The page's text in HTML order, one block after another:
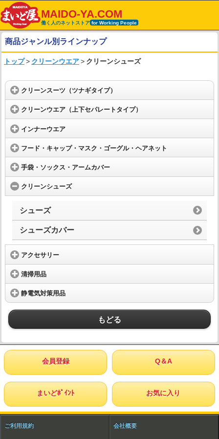
MAIDO-YA.COM
働く人のネットストア for Working People
商品ジャンル別ラインナップ
トップ> クリーンウエア> クリーンシューズ
クリーンスーツ（ツナギタイプ）
クリーンウエア（上下セパレートタイプ）
インナーウエア
フード・キャップ・マスク・ゴーグル・ヘアネット
手袋・ソックス・アームカバー
クリーンシューズ
シューズ
シューズカバー
アクセサリー
清掃用品
静電気対策用品
もどる
会員登録 Q＆A
まいどﾎﾟｲﾝﾄ お気に入り
ご利用規約 会社概要